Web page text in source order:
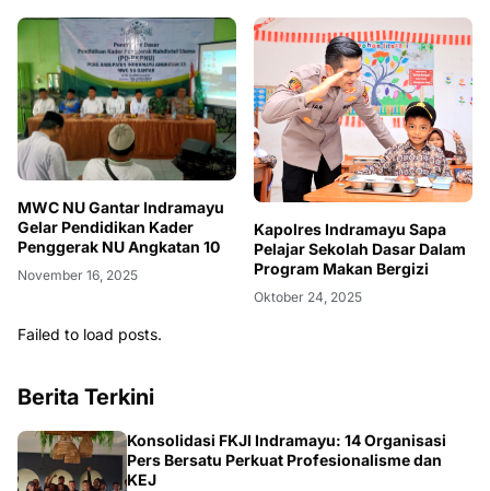
MWC NU Gantar Indramayu
Gelar Pendidikan Kader
Penggerak NU Angkatan 10
November 16, 2025
Kapolres Indramayu Sapa
Pelajar Sekolah Dasar Dalam
Program Makan Bergizi
Oktober 24, 2025
Failed to load posts.
Berita Terkini
Konsolidasi FKJI Indramayu: 14 Organisasi
Pers Bersatu Perkuat Profesionalisme dan
KEJ